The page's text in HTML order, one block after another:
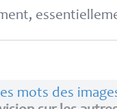
mots des